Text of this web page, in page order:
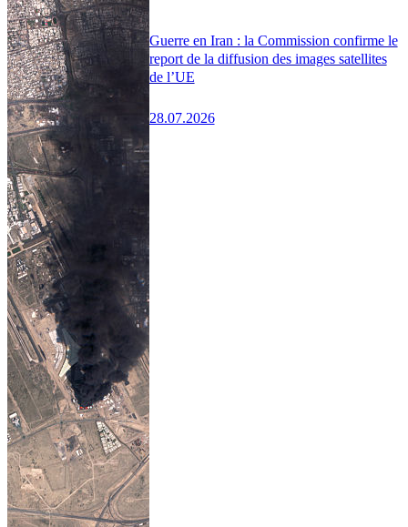
Guerre en Iran : la Commission confirme le
report de la diffusion des images satellites
de l’UE
28.07.2026